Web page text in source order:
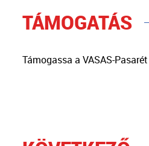
TÁMOGATÁS
Támogassa a VASAS-